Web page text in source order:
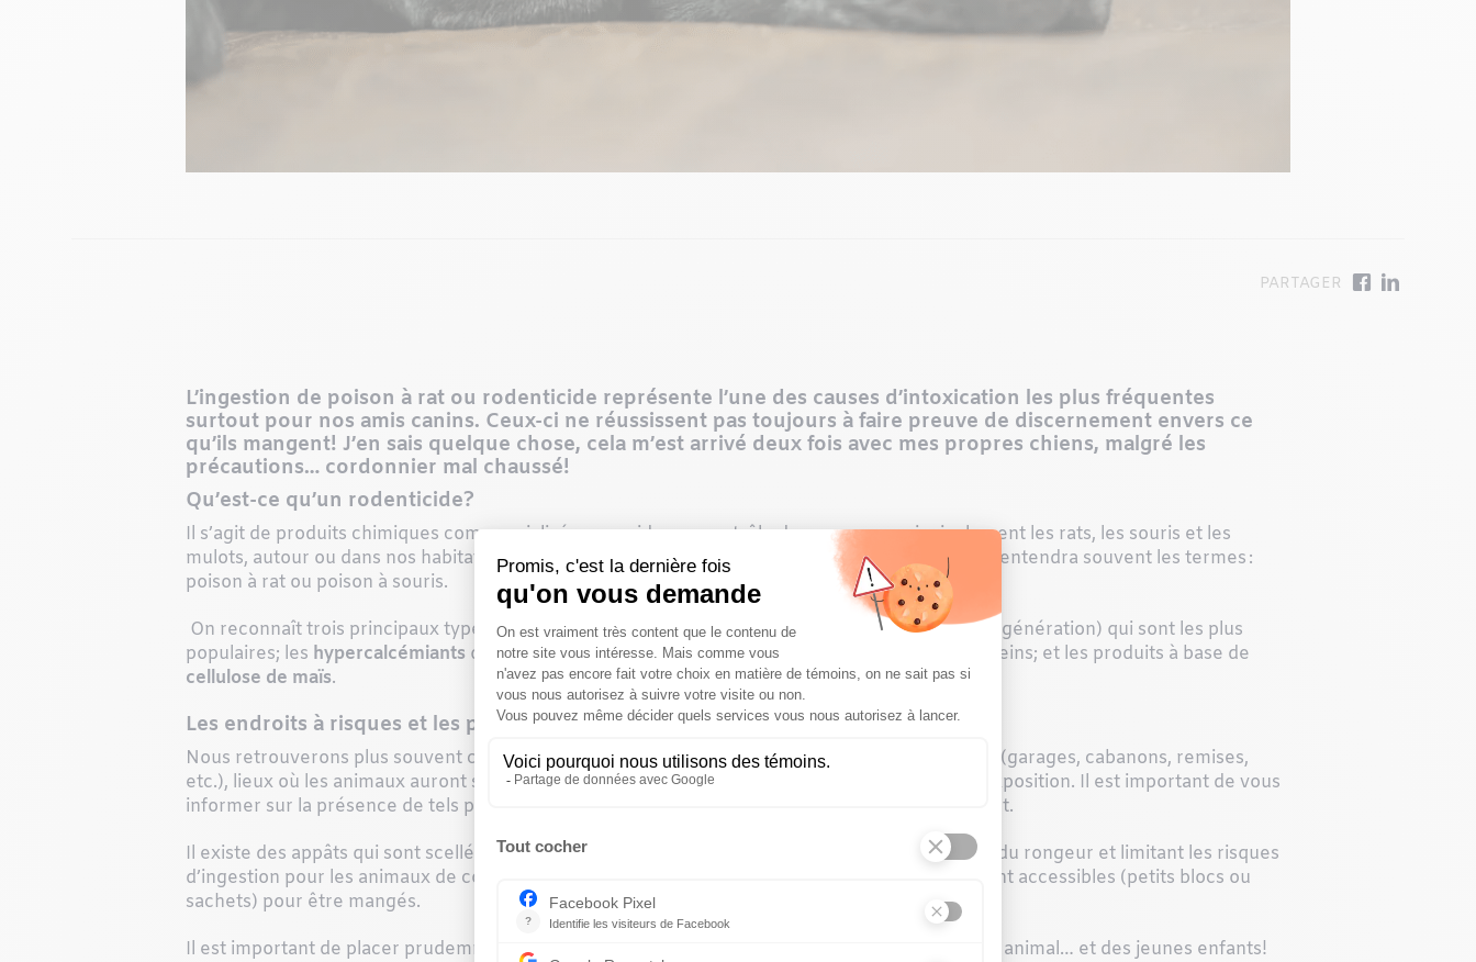
L’ingestion de poison à rat ou rodenticide représente l’une des causes d’intoxication les plus fréquentes
surtout pour nos amis canins. Ceux-ci ne réussissent pas toujours à faire preuve de discernement envers ce
qu’ils mangent! J’en sais quelque chose, cela m’est arrivé deux fois avec mes propres chiens, malgré les
précautions… cordonnier mal chaussé!
Qu’est-ce qu’un rodenticide?
Il s’agit de produits chimiques commercialisés pour aider au contrôle des rongeurs principalement les rats, les souris et les
mulots, autour ou dans nos habitations; ainsi qu’en agriculture afin de protéger les récoltes. On entendra souvent les termes :
poison à rat ou poison à souris.
On reconnaît trois principaux types de rodenticides : lesanticoagulants(première et deuxième génération) qui sont les plus
populaires; les hypercalcémiants qui induisent la minéralisation des organes internes, dont les reins; et les produits à base de
cellulose de maïs.
Les endroits à risques et les précautions à prendre
Nous retrouverons plus souvent ces produits autour des chalets ou dans nos abris secondaires (garages, cabanons, remises,
etc.), lieux où les animaux auront souvent une liberté d’accès accrue, augmentant le risque d’exposition. Il est important de vous
informer sur la présence de tels produits lorsque vous visitez des amis ou si vous louez un chalet.
Il existe des appâts qui sont scellés (petite boîte), offrant une mince ouverture pour le passage du rongeur et limitant les risques
d’ingestion pour les animaux de compagnie. Cependant, d’autres modèles seront plus facilement accessibles (petits blocs ou
sachets) pour être mangés.
Il est important de placer prudemment les appâts aux endroits qui sont hors de portée de votre animal… et des jeunes enfants!